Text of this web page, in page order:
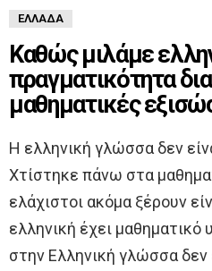
ΕΛΛΆΔΑ
Καθώς μιλάμε
πραγματικότητα
μαθηματικές
Η ελληνική γλώσσα δεν
Χτίστηκε πάνω στα
ελάχιστοι ακόμα ξέρουν
ελληνική έχει
στην Ελληνική γλώσσα δεν